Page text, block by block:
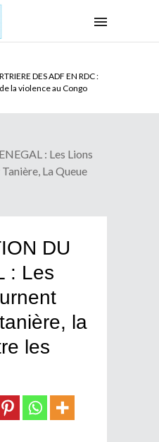
DES ADF EN RDC :
de la violence au Congo
: Les Lions
La Queue
DU
: Les
la
les